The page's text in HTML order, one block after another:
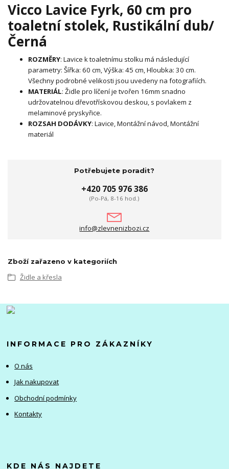
Vicco Lavice Fyrk, 60 cm pro
toaletní stolek, Rustikální dub/
Černá
ROZMĚRY: Lavice k toaletnímu stolku má následující
parametry: Šířka: 60 cm, Výška: 45 cm, Hloubka: 30 cm.
Všechny podrobné velikosti jsou uvedeny na fotografiích.
MATERIÁL: Židle pro líčení je tvořen 16mm snadno
udržovatelnou dřevotřískovou deskou, s povlakem z
melaminové pryskyřice.
ROZSAH DODÁVKY: Lavice, Montážní návod, Montážní
materiál
Potřebujete poradit?
+420 705 976 386
(Po-Pá, 8-16 hod.)
info@zlevnenizbozi.cz
Zboží zařazeno v kategoriích
Židle a křesla
INFORMACE PRO ZÁKAZNÍKY
O nás
Jak nakupovat
Obchodní podmínky
Kontakty
KDE NÁS NAJDETE